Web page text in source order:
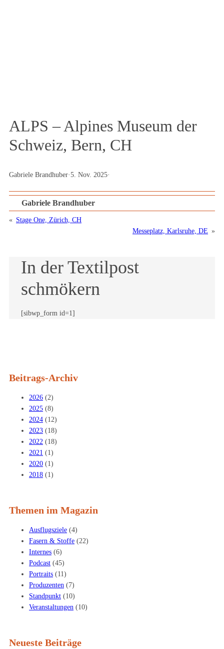
ALPS – Alpines Museum der
Schweiz, Bern, CH
Gabriele Brandhuber·5. Nov. 2025·
Gabriele Brandhuber
« Stage One, Zürich, CH
Messeplatz, Karlsruhe, DE »
In der Textilpost
schmökern
[sibwp_form id=1]
Beitrags-Archiv
2026 (2)
2025 (8)
2024 (12)
2023 (18)
2022 (18)
2021 (1)
2020 (1)
2018 (1)
Themen im Magazin
Ausflugsziele (4)
Fasern & Stoffe (22)
Internes (6)
Podcast (45)
Portraits (11)
Produzenten (7)
Standpunkt (10)
Veranstaltungen (10)
Neueste Beiträge